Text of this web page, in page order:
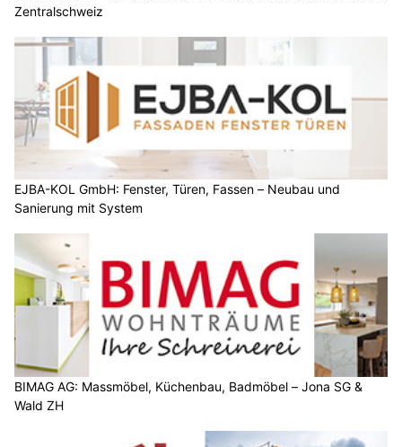
Zentralschweiz
EJBA-KOL GmbH: Fenster, Türen, Fassen – Neubau und
Sanierung mit System
BIMAG AG: Massmöbel, Küchenbau, Badmöbel – Jona SG &
Wald ZH